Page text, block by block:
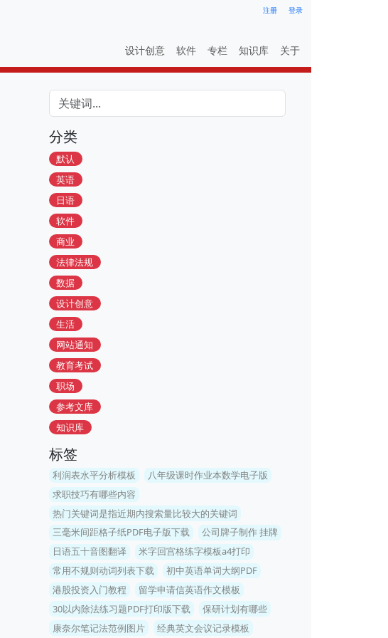
注册 登录
设计创意 软件 专栏 知识库 关于
分类
默认
英语
日语
软件
商业
法律法规
数据
设计创意
生活
网站通知
教育考试
职场
参考文库
知识库
标签
利润表水平分析模板
八年级课时作业本数学电子版
求职技巧有哪些内容
热门关键词是指近期内搜索量比较大的关键词
三毫米间距格子纸PDF电子版下载
公司牌子制作 挂牌
日语五十音图翻译
米字回宫格练字模板a4打印
常用不规则动词列表下载
初中英语单词大纲PDF
港股投资入门教程
留学申请信英语作文模板
30以内除法练习题PDF打印版下载
保研计划有哪些
康奈尔笔记法范例图片
经典英文会议记录模板